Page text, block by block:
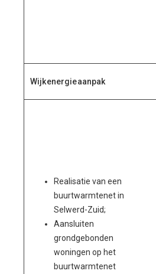
Wijkenergieaanpak
Realisatie van een
buurtwarmtenet in
Selwerd-Zuid;
Aansluiten
grondgebonden
woningen op het
buurtwarmtenet